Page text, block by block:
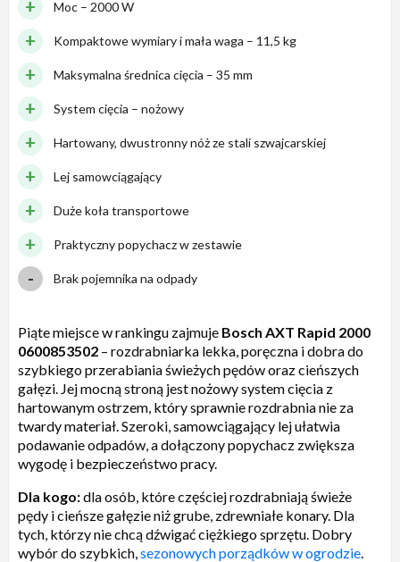
Moc – 2000 W
Kompaktowe wymiary i mała waga – 11,5 kg
Maksymalna średnica cięcia – 35 mm
System cięcia – nożowy
Hartowany, dwustronny nóż ze stali szwajcarskiej
Lej samowciągający
Duże koła transportowe
Praktyczny popychacz w zestawie
Brak pojemnika na odpady
Piąte miejsce w rankingu zajmuje Bosch AXT Rapid 2000
0600853502 – rozdrabniarka lekka, poręczna i dobra do
szybkiego przerabiania świeżych pędów oraz cieńszych
gałęzi. Jej mocną stroną jest nożowy system cięcia z
hartowanym ostrzem, który sprawnie rozdrabnia nie za
twardy materiał. Szeroki, samowciągający lej ułatwia
podawanie odpadów, a dołączony popychacz zwiększa
wygodę i bezpieczeństwo pracy.
Dla kogo:dla osób, które częściej rozdrabniają świeże
pędy i cieńsze gałęzie niż grube, zdrewniałe konary. Dla
tych, którzy nie chcą dźwigać ciężkiego sprzętu. Dobry
wybór do szybkich, sezonowych porządków w ogrodzie